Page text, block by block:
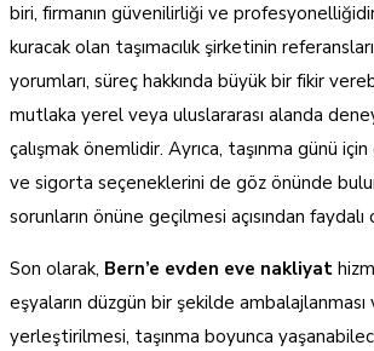
biri, firmanın güvenilirliği ve
kuracak olan taşımacılık şirketinin
yorumları, süreç hakkında büyük bir fikir
mutlaka yerel veya uluslararası alanda
çalışmak önemlidir. Ayrıca, taşınma günü
ve sigorta seçeneklerini de göz önünde
sorunların önüne geçilmesi açısından faydalı
Son olarak, Bern’e evden eve nakliyat
eşyaların düzgün bir şekilde
yerleştirilmesi, taşınma boyunca